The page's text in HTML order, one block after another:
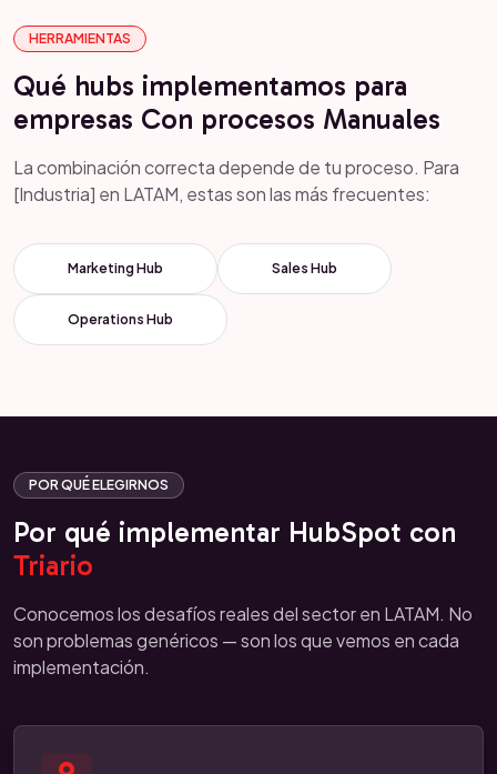
HERRAMIENTAS
Qué hubs implementamos para
empresas Con procesos Manuales
La combinación correcta depende de tu proceso. Para
[Industria] en LATAM, estas son las más frecuentes:
Marketing Hub Sales Hub
Operations Hub
POR QUÉ ELEGIRNOS
Por qué implementar HubSpot con
Triario
Conocemos los desafíos reales del sector en LATAM. No
son problemas genéricos — son los que vemos en cada
implementación.